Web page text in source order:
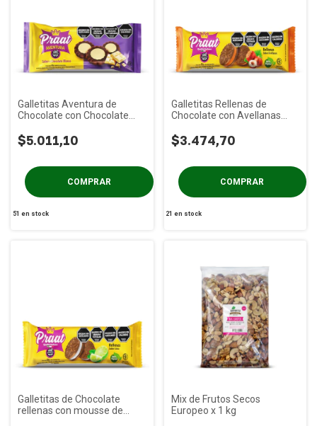
Galletitas Aventura de
Chocolate con Chocolate
$5.011,10
51 en stock
Galletitas Rellenas de
Chocolate con Avellanas
$3.474,70
21 en stock
Galletitas de Chocolate
rellenas con mousse de
Mix de Frutos Secos
Europeo x 1 kg